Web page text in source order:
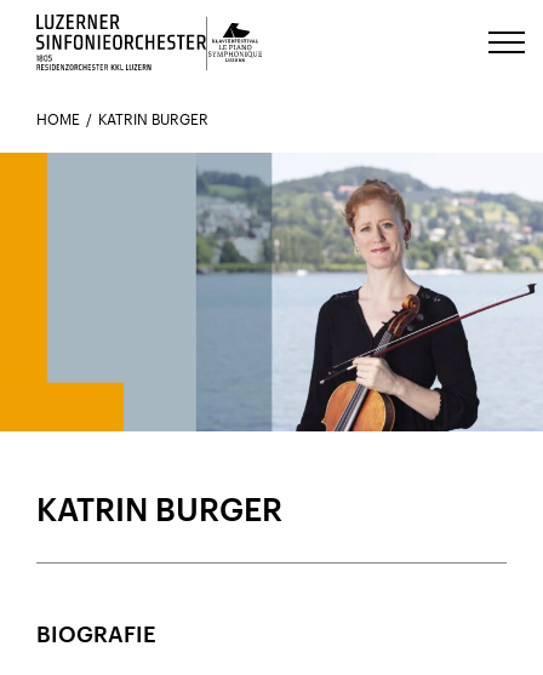
Luzerns Klavierfestival «Le Piano
HOME KATRIN BURGER
KATRIN BURGER
BIOGRAFIE